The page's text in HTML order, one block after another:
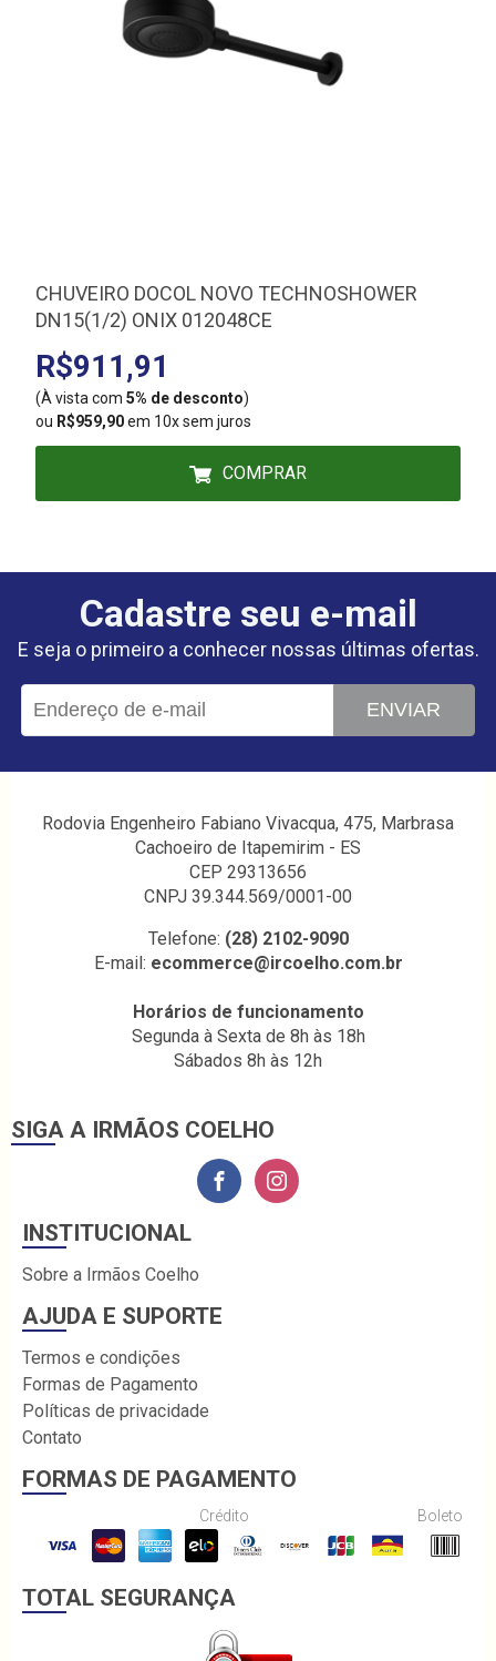
CHUVEIRO DOCOL NOVO TECHNOSHOWER
DN15(1/2) ONIX 012048CE
R$911,91
(À vista com 5% de desconto)
ou R$959,90em 10x sem juros
COMPRAR
Cadastre seu e-mail
E seja o primeiro a conhecer nossas últimas ofertas.
ENVIAR
Rodovia Engenheiro Fabiano Vivacqua, 475, Marbrasa
Cachoeiro de Itapemirim - ES
CEP 29313656
CNPJ 39.344.569/0001-00
Telefone: (28) 2102-9090
E-mail: ecommerce@ircoelho.com.br
Horários de funcionamento
Segunda à Sexta de 8h às 18h
Sábados 8h às 12h
SIGA A IRMÃOS COELHO
INSTITUCIONAL
Sobre a Irmãos Coelho
AJUDA E SUPORTE
Termos e condições
Formas de Pagamento
Políticas de privacidade
Contato
FORMAS DE PAGAMENTO
Crédito Boleto
TOTAL SEGURANÇA